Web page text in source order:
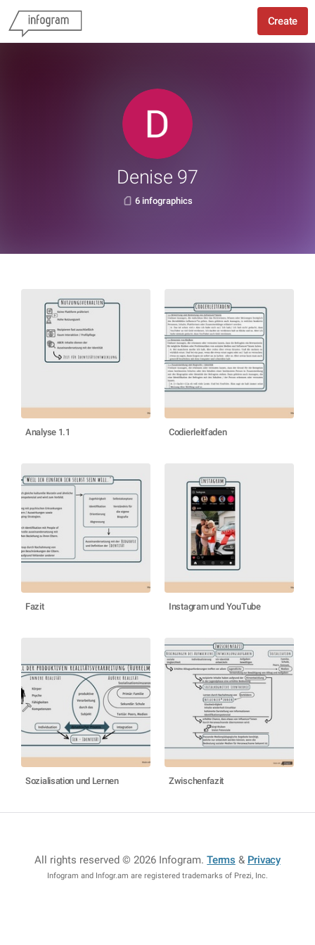
Create
Denise 97
6 infographics
Analyse 1.1 Codierleitfaden
Fazit Instagram und YouTube
Sozialisation und Lernen Zwischenfazit
All rights reserved © 2026 Infogram.Terms & Privacy
Infogram and Infogr.am are registered trademarks of Prezi, Inc.